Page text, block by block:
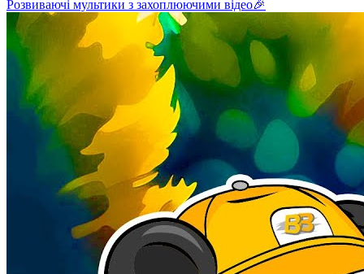
Розвиваючі мультики з захоплюючими відео🎉